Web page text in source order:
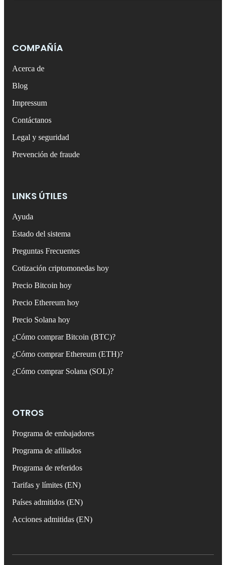
COMPAÑÍA
Acerca de
Blog
Impressum
Contáctanos
Legal y seguridad
Prevención de fraude
LINKS ÚTILES
Ayuda
Estado del sistema
Preguntas Frecuentes
Cotización criptomonedas hoy
Precio Bitcoin hoy
Precio Ethereum hoy
Precio Solana hoy
¿Cómo comprar Bitcoin (BTC)?
¿Cómo comprar Ethereum (ETH)?
¿Cómo comprar Solana (SOL)?
OTROS
Programa de embajadores
Programa de afiliados
Programa de referidos
Tarifas y límites (EN)
Países admitidos (EN)
Acciones admitidas (EN)